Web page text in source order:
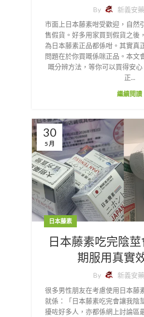
By
新義安
市面上日本藤素咁受歡迎，自然
售假貨。好多用家買到假貨之後
為日本藤素正品都係咁。其實真
問題在於你買嘅係咪正品。本文
嘅分辨方法，等你可以買得安
正...
繼續閱讀
30
5 月
日本藤素
日本藤素吃完陰
期服用真實
By
新義安
很多男性朋友在考慮使用日本藤
就係：「日本藤素吃完會讓我陰
擾咗好多人，亦都係網上討論區